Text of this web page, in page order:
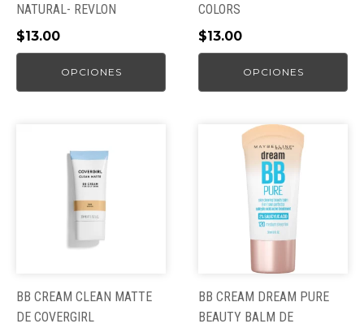
NATURAL- REVLON
$13.00
OPCIONES
elegir
en
la
de
COLORS
$13.00
OPCIONES
elegir
en
la
de
BB CREAM CLEAN MATTE
DE COVERGIRL
producto
variantes.
pueden
elegir
BB CREAM DREAM PURE
BEAUTY BALM DE
producto
variantes.
opciones
pueden
elegir